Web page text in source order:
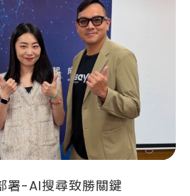
署-AI搜尋致勝關鍵